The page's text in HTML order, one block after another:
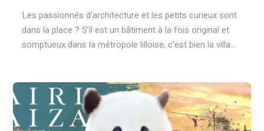
Les passionnés d'architecture et les petits curieux sont
dans la place ? S’il est un bâtiment à la fois original et
somptueux dans la métropole lilloise, c’est bien la villa...